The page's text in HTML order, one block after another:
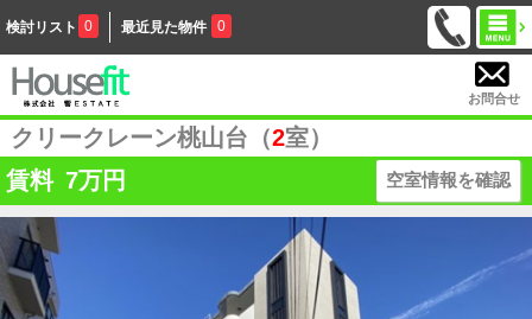
検討リスト 0 最近見た物件 0
お問合せ
クリークレーン桃山台（2室）
賃料 7万円 空室情報を確認